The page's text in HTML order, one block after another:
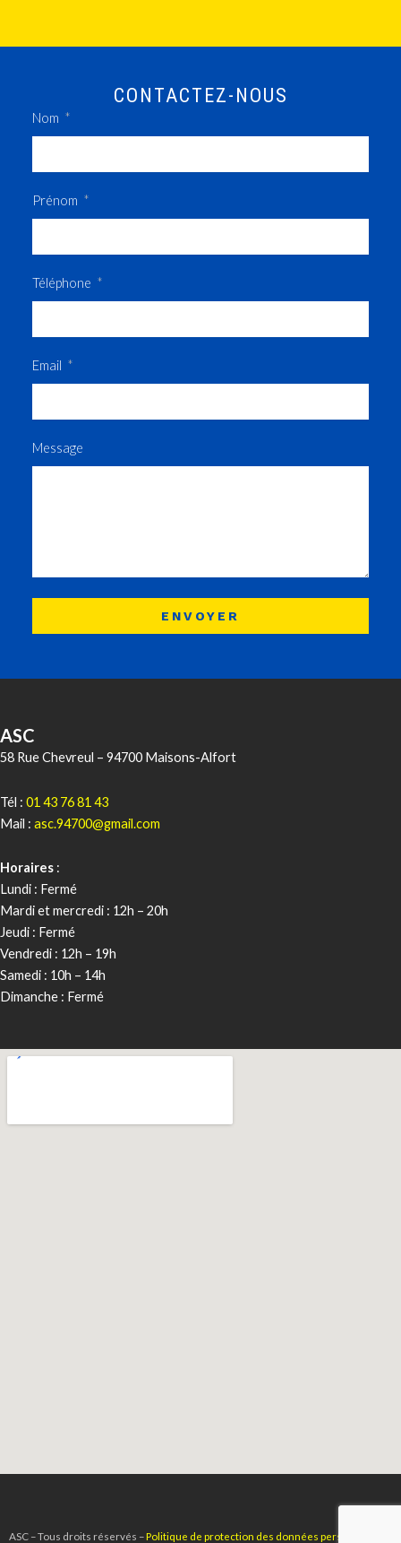
CONTACTEZ-NOUS
Nom
Prénom
Téléphone
Email
Message
ENVOYER
ASC
58 Rue Chevreul – 94700 Maisons-Alfort
Tél : 01 43 76 81 43
Mail : asc.94700@gmail.com
Horaires :
Lundi : Fermé
Mardi et mercredi : 12h – 20h
Jeudi : Fermé
Vendredi : 12h – 19h
Samedi : 10h – 14h
Dimanche : Fermé
ASC – Tous droits réservés –Politique de protection des données personnelles